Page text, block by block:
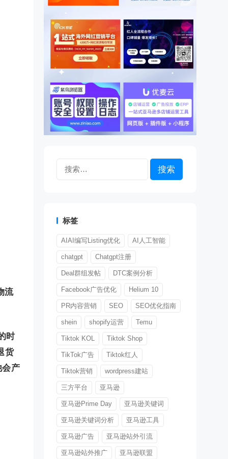
流
时
货
会产
标签
AIAI编写Listing优化 AI人工智能
chatgpt Chatgpt注册
Deal群组发帖 DTC案例分析
Facebook广告优化 Helium 10
PR内容营销 SEO SEO优化指南
shein shopify运营 Temu
Tiktok KOL Tiktok Shop
TikTok广告 Tiktok红人
Tiktok营销 wordpress建站
三方平台 亚马逊
亚马逊Prime Day 亚马逊关键词
亚马逊关键词分析 亚马逊工具
亚马逊广告 亚马逊站外引流
亚马逊站外推广 亚马逊联盟